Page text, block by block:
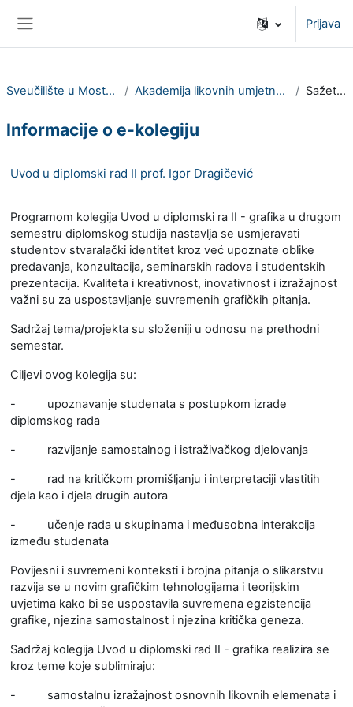
Prijava
Sveučilište u Mostaru Akademija likovnih umjetnosti Sažetak
Informacije o e-kolegiju
Uvod u diplomski rad II prof. Igor Dragičević
Programom kolegija Uvod u diplomski ra II - grafika u drugom
semestru diplomskog studija nastavlja se usmjeravati
studentov stvaralački identitet kroz već upoznate oblike
predavanja, konzultacija, seminarskih radova i studentskih
prezentacija. Kvaliteta i kreativnost, inovativnost i izražajnost
važni su za uspostavljanje suvremenih grafičkih pitanja.
Sadržaj tema/projekta su složeniji u odnosu na prethodni
semestar.
Ciljevi ovog kolegija su:
- upoznavanje studenata s postupkom izrade
diplomskog rada
- razvijanje samostalnog i istraživačkog djelovanja
- rad na kritičkom promišljanju i interpretaciji vlastitih
djela kao i djela drugih autora
- učenje rada u skupinama i međusobna interakcija
između studenata
Povijesni i suvremeni konteksti i brojna pitanja o slikarstvu
razvija se u novim grafičkim tehnologijama i teorijskim
uvjetima kako bi se uspostavila suvremena egzistencija
grafike, njezina samostalnost i njezina kritička geneza.
Sadržaj kolegija Uvod u diplomski rad II - grafika realizira se
kroz teme koje sublimiraju:
- samostalnu izražajnost osnovnih likovnih elemenata i